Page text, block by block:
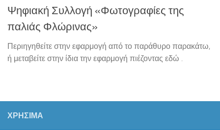
Ψηφιακή Συλλογή «Φωτογραφίες της
παλιάς Φλώρινας»
Περιηγηθείτε στην εφαρμογή από το παράθυρο παρακάτω,
ή μεταβείτε στην ίδια την εφαρμογή πιέζοντας εδώ .
ΧΡΗΣΙΜΑ